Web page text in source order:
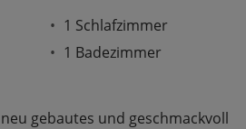
1 Schlafzimmer
1 Badezimmer
gebautes und geschmackvoll